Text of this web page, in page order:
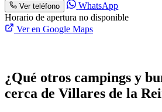
Ver teléfono
WhatsApp
Horario de apertura no disponible
Ver en Google Maps
¿Qué otros campings y
cerca de Villares de la